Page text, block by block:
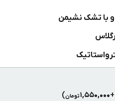
با تشک نشیمن
۱,۵۵۰,۰۰۰تومان)